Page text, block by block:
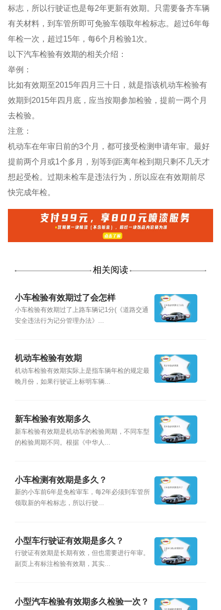
标志，所以行驶证也是每2年更新有效期。只需要备齐车辆
有关材料，到车管所即可免验车领取年检标志。超过6年每
年检一次，超过15年，每6个月检验1次。
以下汽车检验有效期的相关介绍：
举例：
比如有效期至2015年四月三十日，就是指该机动车检验有
效期到2015年四月底，应当按期参加检验，提前一两个月
去检验。
注意：
机动车在年审日前的3个月，都可接受检测申请年审。最好
提前两个月或1个多月，别等到距离年检到期只剩不几天才
想起受检。过期未检车是违法行为，所以应在有效期前尽
快完成年检。
相关阅读
小车检验有效期过了会怎样
小车检验有效期过了上路车辆记1分(《道路交通
安全违法行为记分管理办法》...
机动车检验有效期
机动车检验有效期实际上是指车辆年检的规定最
晚月份，如果行驶证上标明车辆...
新车检验有效期多久
新车检验有效期是机动车的检验周期，不同车型
的检验周期不同。根据《中华人...
小车检测有效期是多久？
新的小车前6年是免检审车，每2年必须到车管所
领取新的年检标志，所以行驶...
小型车行驶证有效期是多久？
行驶证有效期是长期有效，但也需要进行年审。
副页上有标注检验有效期，其实...
小型汽车检验有效期多久检验一次？